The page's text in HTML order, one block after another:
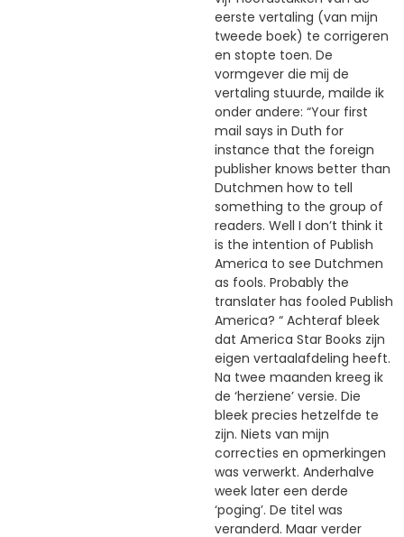
eerste vertaling (van mijn
tweede boek) te corrigeren
en stopte toen. De
vormgever die mij de
vertaling stuurde, mailde ik
onder andere: “Your first
mail says in Duth for
instance that the foreign
publisher knows better than
Dutchmen how to tell
something to the group of
readers. Well I don’t think it
is the intention of Publish
America to see Dutchmen
as fools. Probably the
translater has fooled Publish
America? “ Achteraf bleek
dat America Star Books zijn
eigen vertaalafdeling heeft.
Na twee maanden kreeg ik
de ‘herziene’ versie. Die
bleek precies hetzelfde te
zijn. Niets van mijn
correcties en opmerkingen
was verwerkt. Anderhalve
week later een derde
‘poging’. De titel was
veranderd. Maar verder